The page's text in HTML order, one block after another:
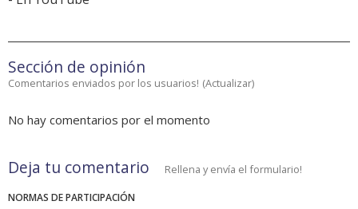
Sección de opinión
Comentarios enviados por los usuarios! (Actualizar)
No hay comentarios por el momento
Deja tu comentario Rellena y envía el formulario!
NORMAS DE PARTICIPACIÓN